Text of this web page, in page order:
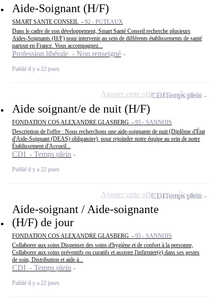
Aide-Soignant (H/F)
SMART SANTE CONSEIL - 92 - PUTEAUX
Dans le cadre de son développement, Smart Santé Conseil recherche plusieurs
Aides-Soignants (H/F) pour intervenir au sein de différents établissements de santé
partout en France. Vous accompagnez...
Profession libérale - Non renseigné
Publié il y a 22 jours
Aide soignant/e de nuit (H/F)
FONDATION COS ALEXANDRE GLASBERG - 95 - SANNOIS
Description de l'offre : Nous recherchons une aide-soignante de nuit (Diplôme d'État
d'Aide-Soignant (DEAS) obligatoire). pour rejoindre notre équipe au sein de notre
Établissement d'Accueil...
CDI - Temps plein
Publié il y a 22 jours
CDITemps plein
Ajouter cette offre à ma sélection
Aide-soignant / Aide-soignante
(H/F) de jour
FONDATION COS ALEXANDRE GLASBERG - 95 - SANNOIS
Collaborer aux soins Dispenser des soins d'hygiène et de confort à la personne,
Collaborer aux soins préventifs ou curatifs et assister l'infirmier(e) dans ses gestes
de soin, Distribution et aide à...
CDI - Temps plein
Publié il y a 22 jours
CDITemps plein
Ajouter cette offre à ma sélection